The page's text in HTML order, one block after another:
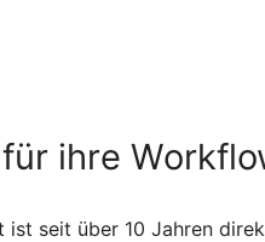
ihre
ist seit über 10 Jahren